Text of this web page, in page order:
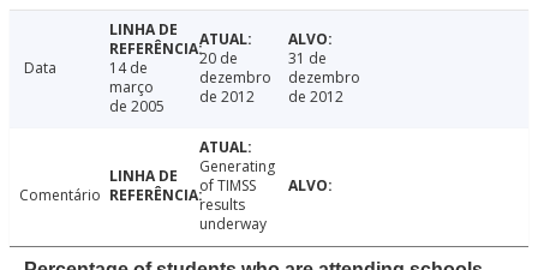
Data
14 de
março
de 2005
20 de
dezembro
de 2012
31 de
dezembro
de 2012
Comentário
Generating
of TIMSS
results
underway